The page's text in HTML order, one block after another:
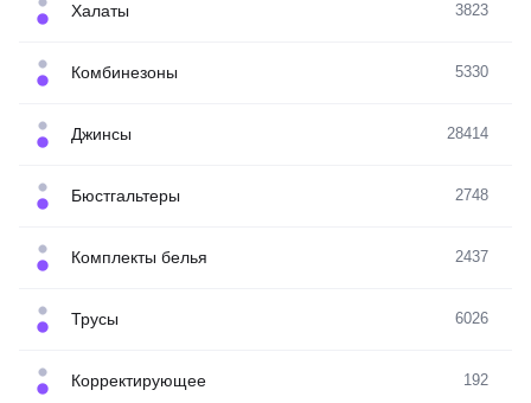
Халаты 3823
Комбинезоны 5330
Джинсы 28414
Бюстгальтеры 2748
Комплекты белья 2437
Трусы 6026
Корректирующее 192